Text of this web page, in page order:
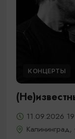
КОНЦЕРТЫ
11.09.2026